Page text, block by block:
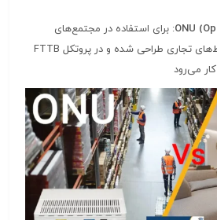
ONU: برای استفاده در مجتمع‌های
مسکونی بزرگ و محیط‌های تجاری طراحی شده و در پروتکل FTTB
می‌رود